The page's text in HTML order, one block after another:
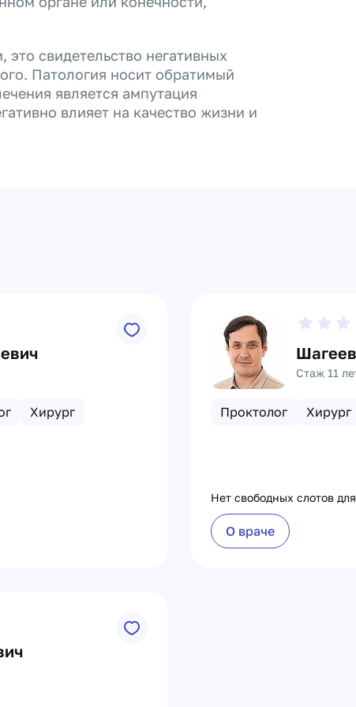
это свидетельство негативных
Патология носит обратимый
является ампутация
влияет на качество жизни и
Хирург
Стаж 11
Проктолог Хирург
Нет свободных слотов
О враче